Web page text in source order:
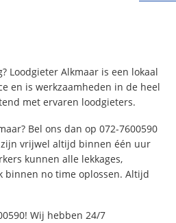
Loodgieter Alkmaar is een lokaal
en is werkzaamheden in de heel
met ervaren loodgieters.
Bel ons dan op 072-7600590
vrijwel altijd binnen één uur
kunnen alle lekkages,
binnen no time oplossen. Altijd
Wij hebben 24/7